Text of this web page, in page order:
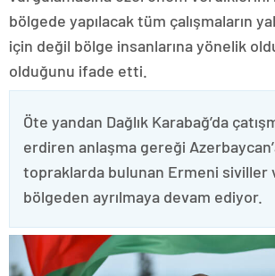
bölgede yapılacak tüm çalışmaların
için değil bölge insanlarına yönelik
olduğunu ifade etti.
Öte yandan Dağlık Karabağ’da
erdiren anlaşma gereği
topraklarda bulunan Ermeni siviller
bölgeden ayrılmaya devam ediyor.